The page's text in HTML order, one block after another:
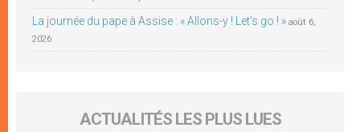
La journée du pape à Assise : « Allons-y ! Let’s go ! » août 6,
2026
ACTUALITÉS LES PLUS LUES